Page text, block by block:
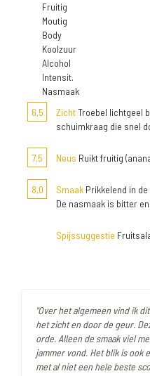
Fruitig
Moutig
Body
Koolzuur
Alcohol
Intensit.
Nasmaak
6,5
ZichtTroebel lichtgeel
schuimkraag die snel
7,5 Neus Ruikt fruitig
8,0 Smaak Prikkelend in
De nasmaak is bitter
Spijssuggestie
"Over het algemeen vind ik
het zicht en door de geur.
orde. Alleen de smaak viel
jammer vond. Het blik is ook
met al niet een hele beste